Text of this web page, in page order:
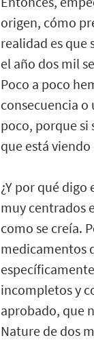
origen, cómo
realidad es que
el año dos mil
Poco a poco
consecuencia
poco, porque si
que está
¿Y por qué
muy centrados
como se creía.
medicamentos
incompletos y
aprobado, que
Nature de dos